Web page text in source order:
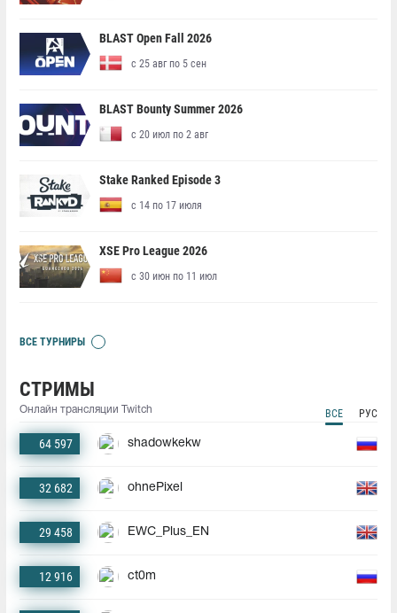
BLAST Open Fall 2026
с 25 авг по 5 сен
BLAST Bounty Summer 2026
с 20 июл по 2 авг
Stake Ranked Episode 3
с 14 по 17 июля
XSE Pro League 2026
с 30 июн по 11 июл
ВСЕ ТУРНИРЫ
СТРИМЫ
Онлайн трансляции Twitch ВСЕ РУС
64 597 shadowkekw
32 682 ohnePixel
29 458 EWC_Plus_EN
12 916 ct0m